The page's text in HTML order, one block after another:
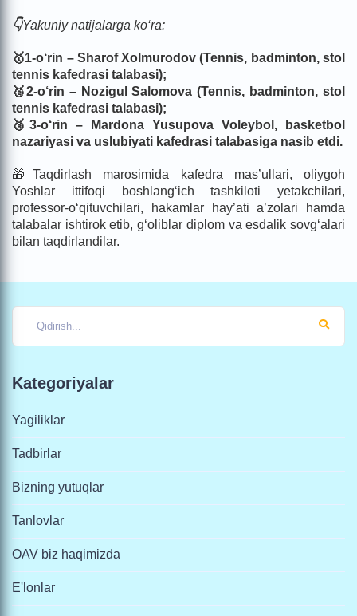
👇Yakuniy natijalarga ko‘ra:
🥇1-o‘rin – Sharof Xolmurodov (Tennis, badminton, stol
tennis kafedrasi talabasi);
🥈2-o‘rin – Nozigul Salomova (Tennis, badminton, stol
tennis kafedrasi talabasi);
🥉3-o‘rin – Mardona Yusupova Voleybol, basketbol
nazariyasi va uslubiyati kafedrasi talabasiga nasib etdi.
🎁Taqdirlash marosimida kafedra mas’ullari, oliygoh
Yoshlar ittifoqi boshlang‘ich tashkiloti yetakchilari,
professor-o‘qituvchilari, hakamlar hay’ati a’zolari hamda
talabalar ishtirok etib, g‘oliblar diplom va esdalik sovg‘alari
bilan taqdirlandilar.
Kategoriyalar
Yagiliklar
Tadbirlar
Bizning yutuqlar
Tanlovlar
OAV biz haqimizda
E'lonlar